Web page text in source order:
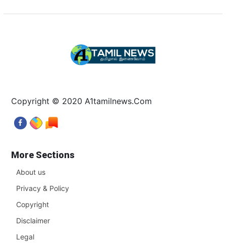
Copyright © 2020 A1tamilnews.Com
More Sections
About us
Privacy & Policy
Copyright
Disclaimer
Legal